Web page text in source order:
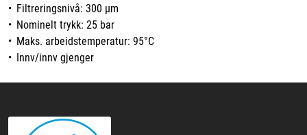
• Filtreringsnivå: 300 µm
• Nominelt trykk: 25 bar
• Maks. arbeidstemperatur: 95°C
• Innv/innv gjenger